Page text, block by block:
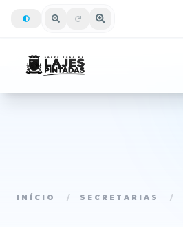
INÍCIO / SECRETARIAS /